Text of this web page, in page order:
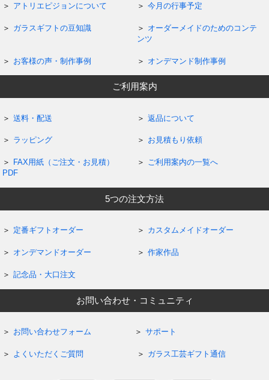
アトリエピジョンについて 今月の行事予定
ガラスギフトの豆知識
オーダーメイドのためのコンテ
ンツ
お客様の声・制作事例 オンデマンド制作事例
ご利用案内
送料・配送 返品について
ラッピング お見積もり依頼
FAX用紙（ご注文・お見積）
PDF
ご利用案内の一覧へ
5つの注文方法
定番ギフトオーダー カスタムメイドオーダー
オンデマンドオーダー 作家作品
記念品・大口注文
お問い合わせ・コミュニティ
お問い合わせフォーム サポート
よくいただくご質問 ガラス工芸ギフト通信